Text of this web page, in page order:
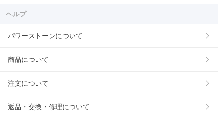
ヘルプ
パワーストーンについて
商品について
注文について
返品・交換・修理について